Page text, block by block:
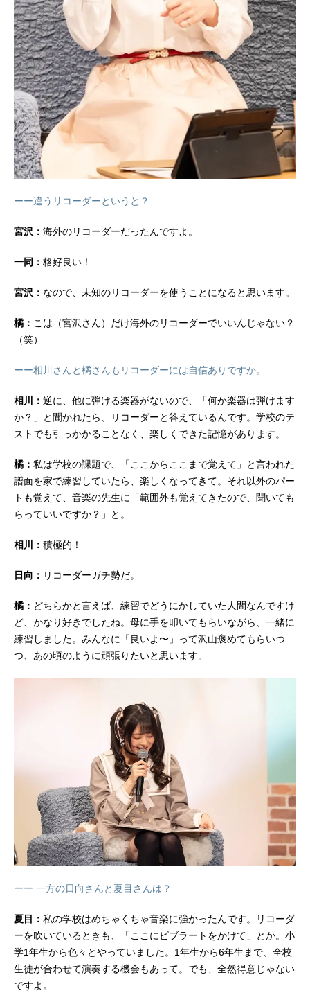
ーー違うリコーダーというと？
宮沢： 海外のリコーダーだったんですよ。
一同： 格好良い！
宮沢： なので、未知のリコーダーを使うことになると思います。
橘： こは（宮沢さん）だけ海外のリコーダーでいいんじゃない？
（笑）
ーー相川さんと橘さんもリコーダーには自信ありですか。
相川： 逆に、他に弾ける楽器がないので、「何か楽器は弾けます
か？」と聞かれたら、リコーダーと答えているんです。学校のテ
ストでも引っかかることなく、楽しくできた記憶があります。
橘： 私は学校の課題で、「ここからここまで覚えて」と言われた
譜面を家で練習していたら、楽しくなってきて。それ以外のパー
トも覚えて、音楽の先生に「範囲外も覚えてきたので、聞いても
らっていいですか？」と。
相川： 積極的！
日向： リコーダーガチ勢だ。
橘： どちらかと言えば、練習でどうにかしていた人間なんですけ
ど、かなり好きでしたね。母に手を叩いてもらいながら、一緒に
練習しました。みんなに「良いよ〜」って沢山褒めてもらいつ
つ、あの頃のように頑張りたいと思います。
ーー 一方の日向さんと夏目さんは？
夏目： 私の学校はめちゃくちゃ音楽に強かったんです。リコーダ
ーを吹いているときも、「ここにビブラートをかけて」とか。小
学1年生から色々とやっていました。1年生から6年生まで、全校
生徒が合わせて演奏する機会もあって。でも、全然得意じゃない
ですよ。